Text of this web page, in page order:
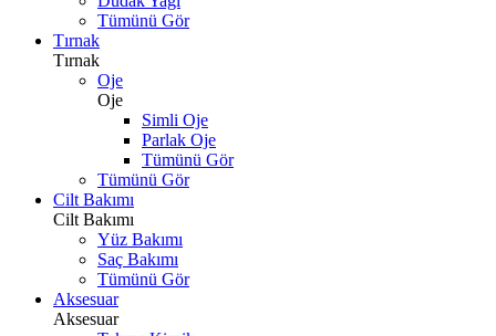
Tümünü Gör
Tırnak
Tırnak
Oje
Oje
Simli Oje
Parlak Oje
Tümünü Gör
Tümünü Gör
Cilt Bakımı
Cilt Bakımı
Yüz Bakımı
Saç Bakımı
Tümünü Gör
Aksesuar
Aksesuar